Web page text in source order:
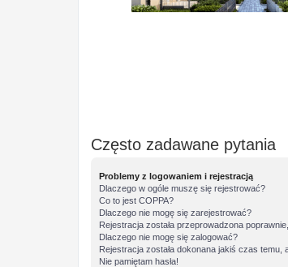
Często zadawane pytania
Problemy z logowaniem i rejestracją
Dlaczego w ogóle muszę się rejestrować?
Co to jest COPPA?
Dlaczego nie mogę się zarejestrować?
Rejestracja została przeprowadzona
Dlaczego nie mogę się zalogować?
Rejestracja została dokonana jakiś czas temu,
Nie pamiętam hasła!